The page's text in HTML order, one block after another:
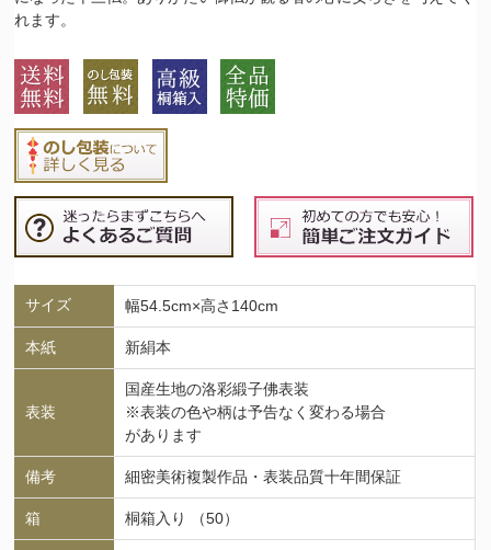
れます。
サイズ 幅54.5cm×高さ140cm
本紙 新絹本
表装
国産生地の洛彩緞子佛表装
※表装の色や柄は予告なく変わる場合
があります
備考 細密美術複製作品・表装品質十年間保証
箱 桐箱入り （50）